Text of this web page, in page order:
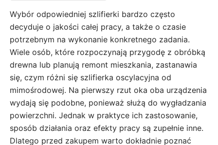
Wybór odpowiedniej szlifierki bardzo często
decyduje o jakości całej pracy, a także o czasie
potrzebnym na wykonanie konkretnego zadania.
Wiele osób, które rozpoczynają przygodę z obróbką
drewna lub planują remont mieszkania, zastanawia
się, czym różni się szlifierka oscylacyjna od
mimośrodowej. Na pierwszy rzut oka oba urządzenia
wydają się podobne, ponieważ służą do wygładzania
powierzchni. Jednak w praktyce ich zastosowanie,
sposób działania oraz efekty pracy są zupełnie inne.
Dlatego przed zakupem warto dokładnie poznać